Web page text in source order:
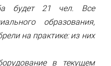
будет 21 чел. Все
образования,
на практике: из них
в текущем